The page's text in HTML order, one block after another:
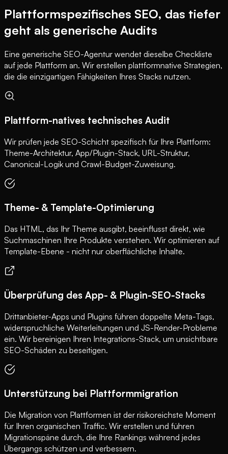
Plattformspezifisches SEO, das tiefer
geht als generische Audits
Eine generische SEO-Agentur wendet dieselbe Checkliste
auf jede Plattform an. Wir erstellen plattformnative Strategien,
die die einzigartigen Fähigkeiten Ihres Stacks nutzen.
Plattform-natives technisches Audit
Wir prüfen jede SEO-Schicht spezifisch für Ihre Plattform:
Theme-Architektur, App/Plugin-Stack, URL-Struktur,
Canonical-Logik und Crawl-Budget-Zuweisung.
Theme- & Template-Optimierung
Das HTML, das Ihr Theme ausgibt, beeinflusst direkt, wie
Suchmaschinen Ihre Produkte verstehen. Wir optimieren auf
Template-Ebene - nicht nur oberflächliche Inhalte.
Überprüfung des App- & Plugin-SEO-Stacks
Drittanbieter-Apps und Plugins führen doppelte Meta-Tags,
widerspruchliche Weiterleitungen und JS-Render-Probleme
ein. Wir bereinigen Ihren Integrations-Stack, um unsichtbare
SEO-Schäden zu beseitigen.
Unterstützung bei Plattformmigration
Die Migration von Plattformen ist der risikoreichste Moment
für Ihren organischen Traffic. Wir erstellen und führen
Migrationspäne durch, die Ihre Rankings während jedes
Übergangs schützen und verbessern.